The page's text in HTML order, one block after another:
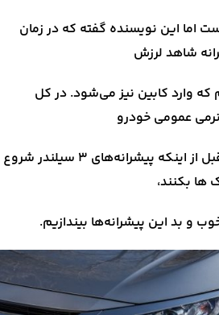
اسب بخار است اما این نویسنده گفته که در زمان
شاهد لرزش
که وارد کابین نیز می‌شود. در کل
عمومی خودرو
احساس می‌شود؛ بنابراین قبل از اینکه پیشرانه‌های ۳ سیلندر شروع
ها بکنند،
و بد این پیشرانه‌ها بیندازیم.